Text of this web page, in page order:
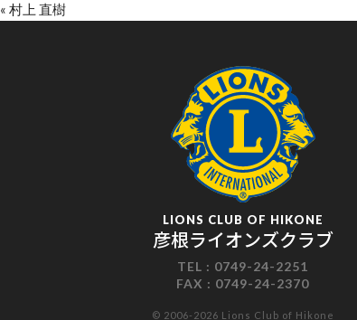
« 村上 直樹
LIONS CLUB OF HIKONE
彦根ライオンズクラブ
TEL : 0749-24-2251
FAX : 0749-24-2370
© 2006-2026 Lions Club of Hikone